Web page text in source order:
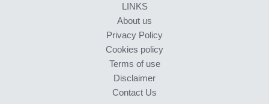
LINKS
About us
Privacy Policy
Cookies policy
Terms of use
Disclaimer
Contact Us